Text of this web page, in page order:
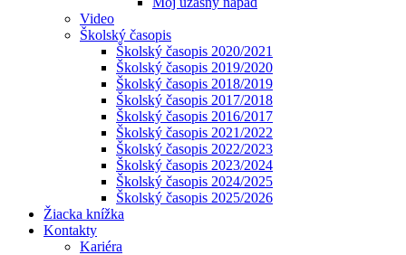
Video
Školský časopis
Školský časopis 2020/2021
Školský časopis 2019/2020
Školský časopis 2018/2019
Školský časopis 2017/2018
Školský časopis 2016/2017
Školský časopis 2021/2022
Školský časopis 2022/2023
Školský časopis 2023/2024
Školský časopis 2024/2025
Školský časopis 2025/2026
Žiacka knížka
Kontakty
Kariéra